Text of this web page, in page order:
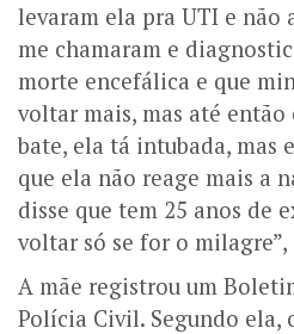
levaram ela pra UTI e não
me chamaram e
morte encefálica e que
voltar mais, mas até
bate, ela tá intubada, mas
que ela não reage mais a
disse que tem 25 anos de
voltar só se for o milagre”,
A mãe registrou um
Polícia Civil. Segundo ela,